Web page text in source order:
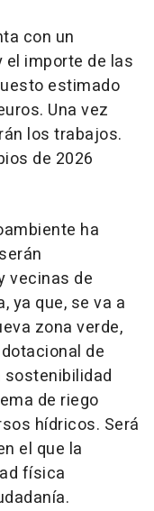
con un
el importe de las
estimado
Una vez
los trabajos.
de 2026
ha
vecinas de
ya que, se va a
zona verde,
de
sostenibilidad
de riego
hídricos. Será
el que la
física